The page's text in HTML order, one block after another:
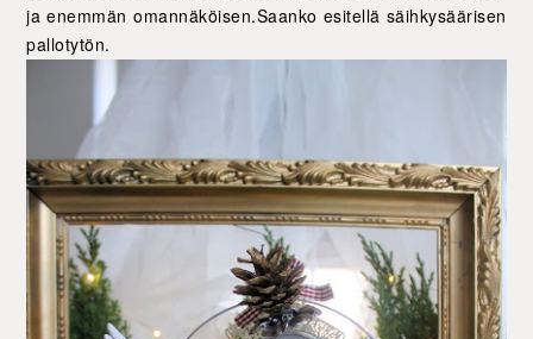
ja enemmän omannäköisen.Saanko esitellä säihkysäärisen
pallotytön.